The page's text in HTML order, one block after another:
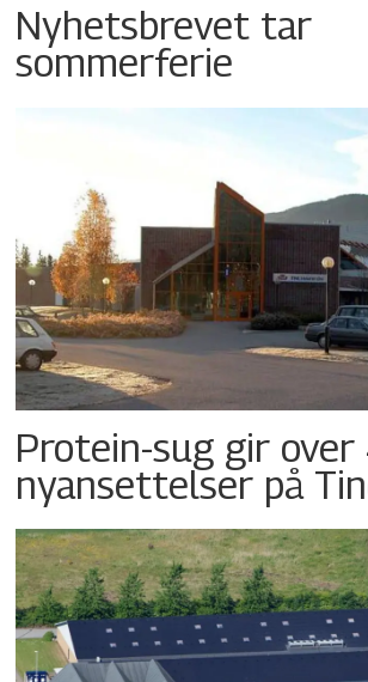
Nyhetsbrevet tar
sommerferie
Protein-sug gir over
nyansettelser på